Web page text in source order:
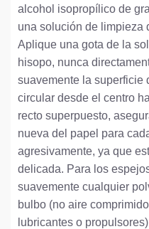
alcohol isopropílico de
una solución de limpieza
Aplique una gota de la
hisopo, nunca
suavemente la superficie
circular desde el centro
recto superpuesto,
nueva del papel para
agresivamente, ya que
delicada. Para los
suavemente cualquier
bulbo (no aire
lubricantes o